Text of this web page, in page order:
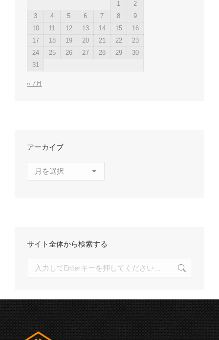
1
2
3
4 5 6 7 8
9
10
11 12 13 14 15
16
17
18 19 20 21 22
23
24
25 26 27 28 29
30
31
« 7月
アーカイブ
サイト全体から検索する